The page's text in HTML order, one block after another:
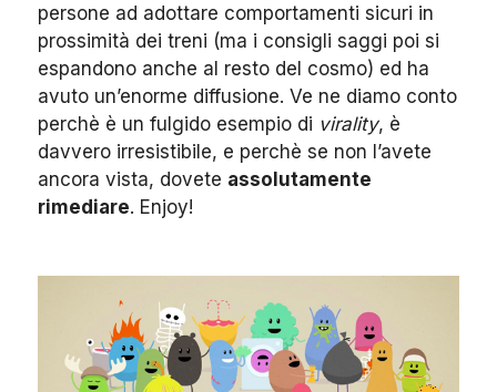
persone ad adottare comportamenti sicuri in
prossimità dei treni (ma i consigli saggi poi si
espandono anche al resto del cosmo) ed ha
avuto un’enorme diffusione. Ve ne diamo conto
perchè è un fulgido esempio di virality, è
davvero irresistibile, e perchè se non l’avete
ancora vista, dovete assolutamente
rimediare. Enjoy!